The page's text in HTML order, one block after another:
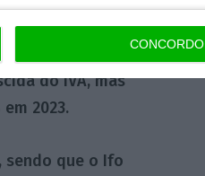
CONCORDO
abaixo do
3% este ano por
do IVA, mas
2023.
sendo que o Ifo